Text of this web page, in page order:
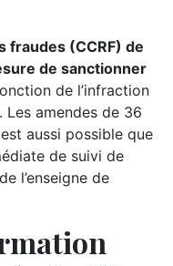
fraudes (CCRF) de
de sanctionner
de l’infraction
amendes de 36
aussi possible que
de suivi de
l’enseigne de